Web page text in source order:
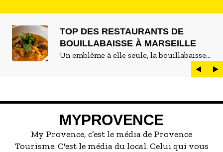
TOP DES RESTAURANTS DE
BOUILLABAISSE À MARSEILLE
Un emblème à elle seule, la bouillabaisse
est LE plat marseillais par excellence. On
peut d'ailleurs vite être submergé·e par la
servir la meilleure...
MYPROVENCE
My Provence, c’est le média de Provence
Tourisme. C'est le média du local. Celui qui vous